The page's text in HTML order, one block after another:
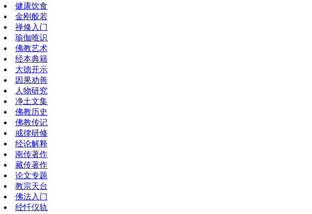
健康饮食
金刚般若
禅修入门
瑜伽唯识
佛教艺术
经本典籍
大德开示
因果劝善
人物研究
净土文集
佛教历史
佛教传记
戒律研修
经论解释
南传著作
藏传著作
论文专题
教宗天台
佛法入门
经忏仪轨